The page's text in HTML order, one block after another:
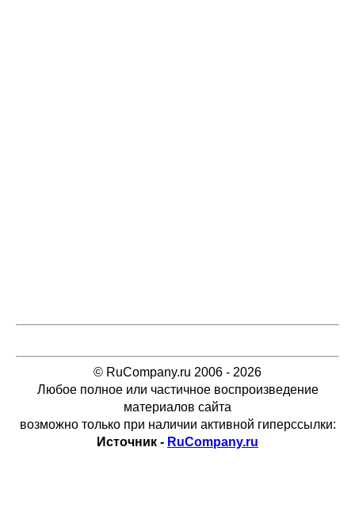
© RuCompany.ru 2006 - 2026
Любое полное или частичное воспроизведение
материалов сайта
возможно только при наличии активной гиперссылки:
Источник - RuCompany.ru